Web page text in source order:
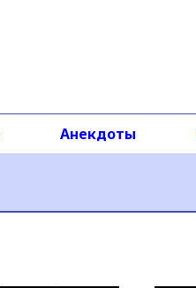
Анекдоты